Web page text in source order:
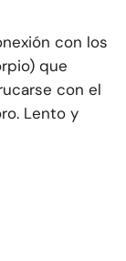
con los
que
con el
Lento y